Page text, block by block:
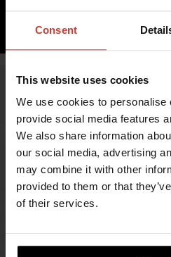
Consent
This website uses cookies
We use cookies to personalise
provide social media features
We also share information
our social media, advertising
may combine it with other
provided to them or that
of their services.